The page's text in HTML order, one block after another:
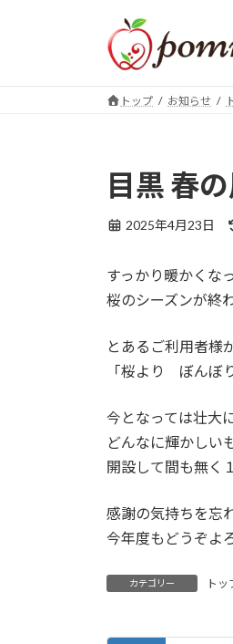
トップ お知らせ
目黒 春
2025年4月23日
すっかり暖かくな
桜のシーズンが終
とあるご利用者様
「桜より ぼんぼ
今となっては壮大
どんなに輝かしい
開設して間も無く
感謝の気持ちを忘
今年度もどうぞよ
カテゴリー トッ